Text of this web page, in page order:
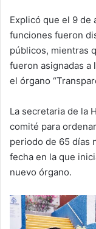
Explicó que el 9 de
funciones fueron
públicos, mientras
fueron asignadas a
el órgano
La secretaria de la
comité para
periodo de 65 días
fecha en la que
nuevo órgano.